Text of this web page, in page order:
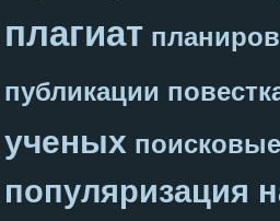
плагиат
публикации
ученых
популяризация